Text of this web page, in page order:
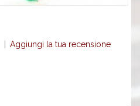
Aggiungi la tua recensione